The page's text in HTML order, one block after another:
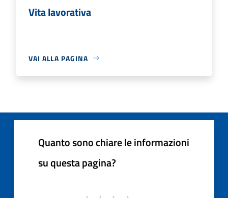
Vita lavorativa
VAI ALLA PAGINA
Quanto sono chiare le informazioni
su questa pagina?